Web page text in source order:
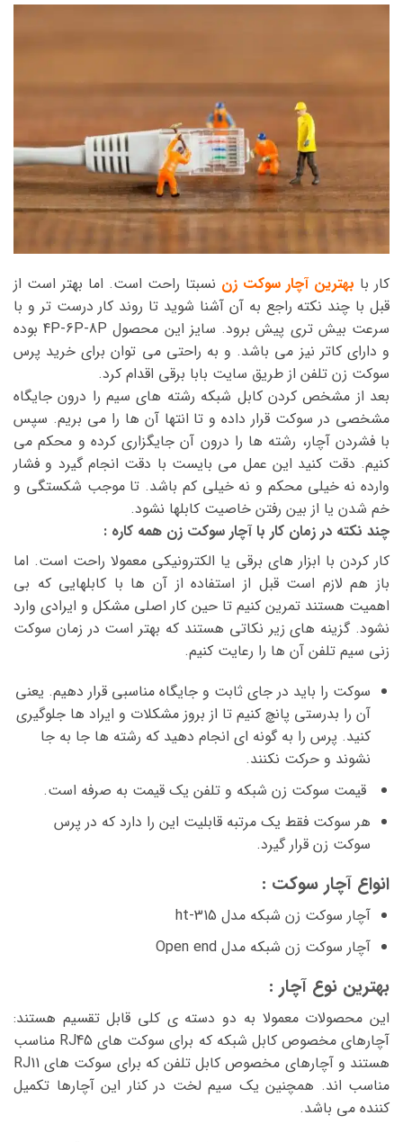
کار با بهترین آچار سوکت زن نسبتا راحت است. اما بهتر است از
قبل با چند نکته راجع به آن آشنا شوید تا روند کار درست تر و با
سرعت بیش تری پیش برود. سایز این محصول 4P-6P-8P بوده
و دارای کاتر نیز می باشد. و به راحتی می توان برای خرید پرس
سوکت زن تلفن از طریق سایت بابا برقی اقدام کرد.
بعد از مشخص کردن کابل شبکه رشته های سیم را درون جایگاه
مشخصی در سوکت قرار داده و تا انتها آن ها را می بریم. سپس
با فشردن آچار، رشته ها را درون آن جایگزاری کرده و محکم می
کنیم. دقت کنید این عمل می بایست با دقت انجام گیرد و فشار
وارده نه خیلی محکم و نه خیلی کم باشد. تا موجب شکستگی و
خم شدن یا از بین رفتن خاصیت کابلها نشود.
چند نکته در زمان کار با آچار سوکت زن همه کاره :
کار کردن با ابزار های برقی یا الکترونیکی معمولا راحت است. اما
باز هم لازم است قبل از استفاده از آن ها با کابلهایی که بی
اهمیت هستند تمرین کنیم تا حین کار اصلی مشکل و ایرادی وارد
نشود. گزینه های زیر نکاتی هستند که بهتر است در زمان سوکت
زنی سیم تلفن آن ها را رعایت کنیم.
سوکت را باید در جای ثابت و جایگاه مناسبی قرار دهیم. یعنی
آن را بدرستی پانچ کنیم تا از بروز مشکلات و ایراد ها جلوگیری
کنید. پرس را به گونه ای انجام دهید که رشته ها جا به جا
نشوند و حرکت نکنند.
قیمت سوکت زن شبکه و تلفن یک قیمت به صرفه است.
هر سوکت فقط یک مرتبه قابلیت این را دارد که در پرس
سوکت زن قرار گیرد.
انواع آچار سوکت :
آچار سوکت زن شبکه مدل ht-315
آچار سوکت زن شبکه مدل Open end
بهترین نوع آچار :
این محصولات معمولا به دو دسته ی کلی قابل تقسیم هستند:
آچارهای مخصوص کابل شبکه که برای سوکت های RJ45 مناسب
هستند و آچارهای مخصوص کابل تلفن که برای سوکت های RJ11
مناسب اند. همچنین یک سیم لخت در کنار این آچارها تکمیل
کننده می باشد.